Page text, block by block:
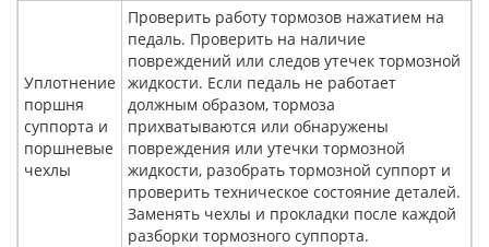
Уплотнение
поршня
суппорта и
поршневые
чехлы
Проверить работу тормозов нажатием на
педаль. Проверить на наличие
повреждений или следов утечек тормозной
жидкости. Если педаль не работает
должным образом, тормоза
прихватываются или обнаружены
повреждения или утечки тормозной
жидкости, разобрать тормозной суппорт и
проверить техническое состояние деталей.
Заменять чехлы и прокладки после каждой
разборки тормозного суппорта.